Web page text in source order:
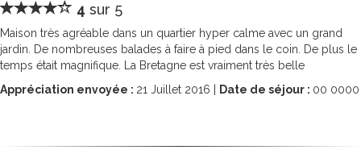
4 sur 5
Maison très agréable dans un quartier hyper calme avec un grand
jardin. De nombreuses balades à faire à pied dans le coin. De plus le
temps était magnifique. La Bretagne est vraiment très belle
Appréciation envoyée : 21 Juillet 2016 | Date de séjour : 00 0000